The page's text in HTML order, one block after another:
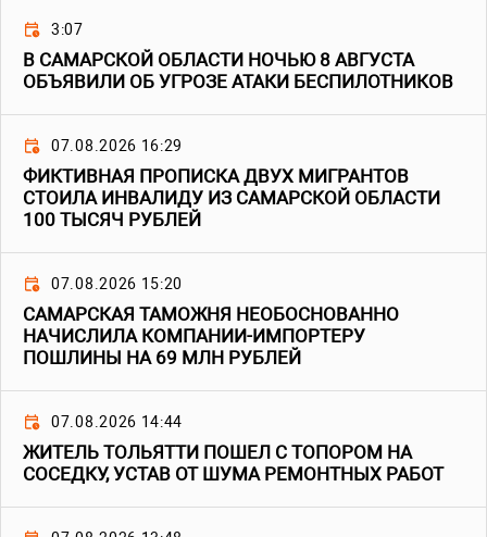
3:07
В САМАРСКОЙ ОБЛАСТИ НОЧЬЮ 8 АВГУСТА
ОБЪЯВИЛИ ОБ УГРОЗЕ АТАКИ БЕСПИЛОТНИКОВ
07.08.2026 16:29
ФИКТИВНАЯ ПРОПИСКА ДВУХ МИГРАНТОВ
СТОИЛА ИНВАЛИДУ ИЗ САМАРСКОЙ ОБЛАСТИ
100 ТЫСЯЧ РУБЛЕЙ
07.08.2026 15:20
САМАРСКАЯ ТАМОЖНЯ НЕОБОСНОВАННО
НАЧИСЛИЛА КОМПАНИИ-ИМПОРТЕРУ
ПОШЛИНЫ НА 69 МЛН РУБЛЕЙ
07.08.2026 14:44
ЖИТЕЛЬ ТОЛЬЯТТИ ПОШЕЛ С ТОПОРОМ НА
СОСЕДКУ, УСТАВ ОТ ШУМА РЕМОНТНЫХ РАБОТ